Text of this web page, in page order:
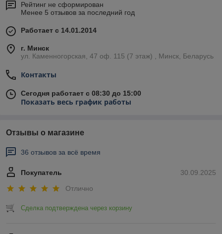
Рейтинг не сформирован
Менее 5 отзывов за последний год
Работает с 14.01.2014
г. Минск
ул. Каменногорская, 47 оф. 115 (7 этаж) , Минск, Беларусь
Контакты
Сегодня работает с 08:30 до 15:00
Показать весь график работы
Отзывы о магазине
36 отзывов за всё время
30.09.2025
Покупатель
Отлично
Сделка подтверждена через корзину